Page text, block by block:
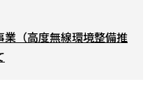
（高度無線環境整備推